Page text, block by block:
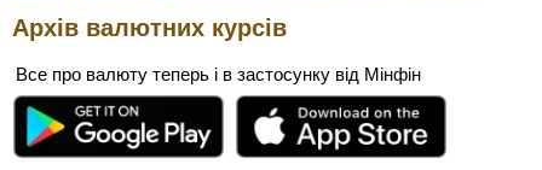
Архів валютних курсів
Все про валюту теперь і в застосунку від Мінфін